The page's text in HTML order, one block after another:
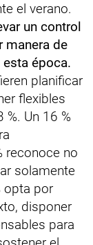
el verano.
un control
manera de
época.
planificar
flexibles
Un 16 %
reconoce no
solamente
opta por
disponer
para